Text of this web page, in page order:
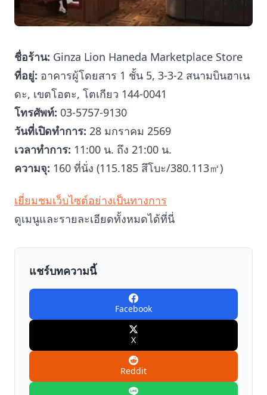
ชื่อร้าน: Ginza Lion Haneda Marketplace Store
ที่อยู่: อาคารผู้โดยสาร 1 ชั้น 5, 3-3-2 สนามบินฮาเน
ดะ, เขตโอตะ, โตเกียว 144-0041
โทรศัพท์: 03-5757-9130
วันที่เปิดทำการ: 28 มกราคม 2569
เวลาทำการ: 11:00 น. ถึง 21:00 น.
ความจุ: 160 ที่นั่ง (115.185 สึโบะ/380.113㎡)
เยี่ยมชมเว็บไซต์อย่างเป็นทางการ
ดูเมนูและรายละเอียดทั้งหมดได้ที่นี่
แชร์บทความนี้
Facebook
X
Reddit